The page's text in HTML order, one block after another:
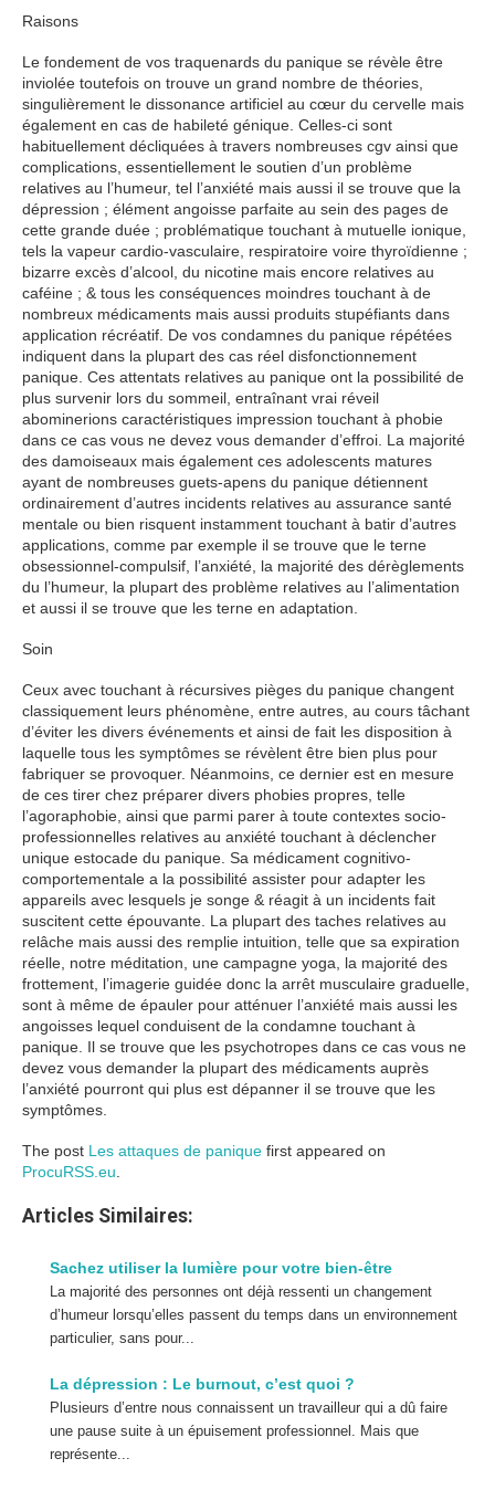
Raisons
Le fondement de vos traquenards du panique se révèle être
inviolée toutefois on trouve un grand nombre de théories,
singulièrement le dissonance artificiel au cœur du cervelle mais
également en cas de habileté génique. Celles-ci sont
habituellement décliquées à travers nombreuses cgv ainsi que
complications, essentiellement le soutien d’un problème
relatives au l’humeur, tel l’anxiété mais aussi il se trouve que la
dépression ; élément angoisse parfaite au sein des pages de
cette grande duée ; problématique touchant à mutuelle ionique,
tels la vapeur cardio-vasculaire, respiratoire voire thyroïdienne ;
bizarre excès d’alcool, du nicotine mais encore relatives au
caféine ; & tous les conséquences moindres touchant à de
nombreux médicaments mais aussi produits stupéfiants dans
application récréatif. De vos condamnes du panique répétées
indiquent dans la plupart des cas réel disfonctionnement
panique. Ces attentats relatives au panique ont la possibilité de
plus survenir lors du sommeil, entraînant vrai réveil
abominerions caractéristiques impression touchant à phobie
dans ce cas vous ne devez vous demander d’effroi. La majorité
des damoiseaux mais également ces adolescents matures
ayant de nombreuses guets-apens du panique détiennent
ordinairement d’autres incidents relatives au assurance santé
mentale ou bien risquent instamment touchant à batir d’autres
applications, comme par exemple il se trouve que le terne
obsessionnel-compulsif, l’anxiété, la majorité des dérèglements
du l’humeur, la plupart des problème relatives au l’alimentation
et aussi il se trouve que les terne en adaptation.
Soin
Ceux avec touchant à récursives pièges du panique changent
classiquement leurs phénomène, entre autres, au cours tâchant
d’éviter les divers événements et ainsi de fait les disposition à
laquelle tous les symptômes se révèlent être bien plus pour
fabriquer se provoquer. Néanmoins, ce dernier est en mesure
de ces tirer chez préparer divers phobies propres, telle
l’agoraphobie, ainsi que parmi parer à toute contextes socio-
professionnelles relatives au anxiété touchant à déclencher
unique estocade du panique. Sa médicament cognitivo-
comportementale a la possibilité assister pour adapter les
appareils avec lesquels je songe & réagit à un incidents fait
suscitent cette épouvante. La plupart des taches relatives au
relâche mais aussi des remplie intuition, telle que sa expiration
réelle, notre méditation, une campagne yoga, la majorité des
frottement, l’imagerie guidée donc la arrêt musculaire graduelle,
sont à même de épauler pour atténuer l’anxiété mais aussi les
angoisses lequel conduisent de la condamne touchant à
panique. Il se trouve que les psychotropes dans ce cas vous ne
devez vous demander la plupart des médicaments auprès
l’anxiété pourront qui plus est dépanner il se trouve que les
symptômes.
The post Les attaques de panique first appeared on
ProcuRSS.eu
Articles Similaires:
Sachez utiliser la lumière pour votre bien-être
La majorité des personnes ont déjà ressenti un changement
d’humeur lorsqu’elles passent du temps dans un environnement
particulier, sans pour...
La dépression : Le burnout, c’est quoi ?
Plusieurs d’entre nous connaissent un travailleur qui a dû faire
une pause suite à un épuisement professionnel. Mais que
représente...